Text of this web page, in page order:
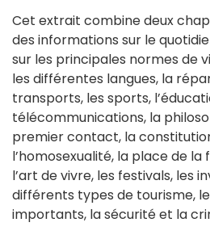
Cet extrait combine deux
des informations sur le
sur les principales normes de
les différentes langues, la
transports, les sports,
télécommunications, la
premier contact, la
l’homosexualité, la place de la
l’art de vivre, les festivals, les
différents types de tourisme,
importants, la sécurité et la